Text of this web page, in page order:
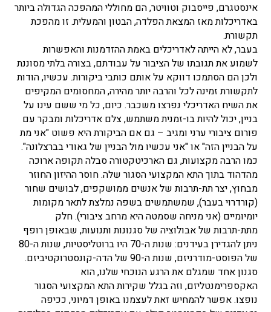
אינסטגרם, פייסבוק וטוויטר, הם מחוללי המהפכה הגדולה ביותר
באדריכלות מאז המצאת הפלדה, הבטון והמעלית. זו מהפכת
תקשורת.
בעבר, לא הייתה לאדריכלים באמת ההזדמנות והאפשרות
לשמוע את תגובתו של הציבור על עבודתם, בצורה בלתי מסוננת
ולכן הם הסתמכו דווקא על אותם כותבי ביקורות. עכשיו, הודות
לתקשורת זמינה לכל והרבה יותר מהירה, המחסומים המקיפים
את השיח האדריכלי נפרצו משכבר. כיום, כל מי ששם עינו על
בניין, יכול להיות בו-זמנית משתמש, צלם אדריכלות ומבקר עם
פורום ציבורי ערני ומגיב – גם אם הביקורת היא פשוט "אני מת
על הבניין הזה" או "אני עכשיו מול הבניין של גאודי בברצלונה".
כמו הרבה מקצועות, גם הארכיטקטורה סבלה תקופה ארוכה
מהדהוד בתוך התא המקצועי הסגור שלה. חוסר ההיזון החוזר
מבחוץ, יצר תת-תרבות של אנשים ממושקפים, לבושים שחור
(קורדרוי בעבר), שמשתמשים בשפה נמלצת לתאר מקומות
יומיומיים (אני מניחה שסמטה היא מרחב ציבורי). חלק
מתת-תרבות של אבולוציה של סגנונות ותנועות, שבאופן רופף
ניתן להגדירן בעידנים: שנות ה-70 היו ברוטליסטיות, שנות ה-80
של הפוסט-מודרניזם, שנות ה-90 של הדה-קונסטרוקטיביזם.
סגנון אחד שמגלם את הרגע הנוכחי שלנו, הוא
האקספרימנטליזם, וזה בגלל שקירות התא המקצועי הסגור
נופצו. אפשר להמחיש זאת לעצמנו באופן דמיוני, ככיפה